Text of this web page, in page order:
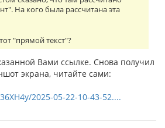
На кого была рассчитана эта
"прямой текст"?
Вами ссылке. Снова получил
экрана, читайте сами:
2025-05-22-10-43-52....